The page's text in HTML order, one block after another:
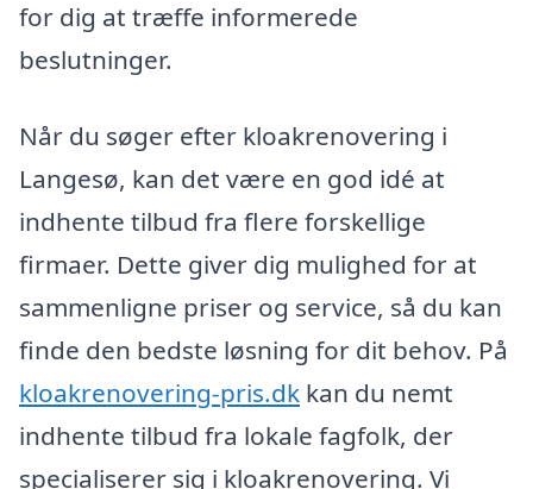
for dig at træffe informerede
beslutninger.
Når du søger efter kloakrenovering i
Langesø, kan det være en god idé at
indhente tilbud fra flere forskellige
firmaer. Dette giver dig mulighed for at
sammenligne priser og service, så du kan
finde den bedste løsning for dit behov. På
kloakrenovering-pris.dk kan du nemt
indhente tilbud fra lokale fagfolk, der
specialiserer sig i kloakrenovering. Vi